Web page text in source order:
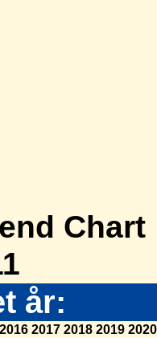
Chart
år:
2016 2017 2018 2019 2020